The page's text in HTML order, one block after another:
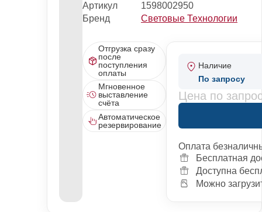
Артикул
1598002950
Бренд
Световые Технологии
Отгрузка сразу
после
поступления
оплаты
Мгновенное
выставление
счёта
Автоматическое
резервирование
Наличие
По запросу
Цена по
Оплата
Бесплатная
Доступна
Можно